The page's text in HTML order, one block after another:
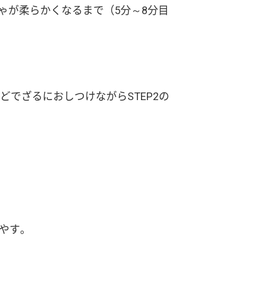
が柔らかくなるまで（5分～8分目
でざるにおしつけながらSTEP2の
す。